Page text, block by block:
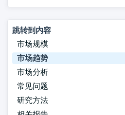
跳转到内容
市场规模
市场趋势
市场分析
常见问题
研究方法